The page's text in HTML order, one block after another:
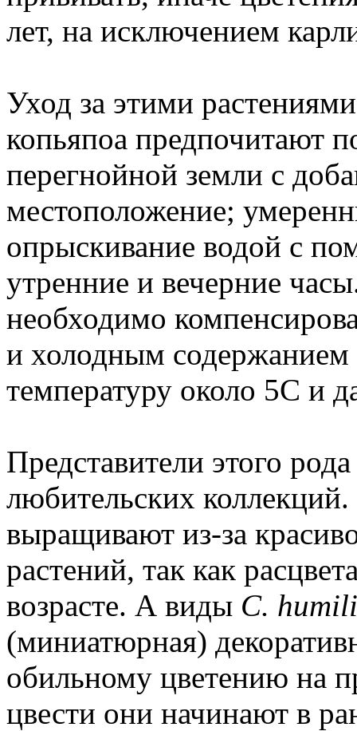
лет, на исключением
Уход за этими
копьяпоа предпочитают
перегнойной земли с
местоположение;
опрыскивание водой с
утренние и вечерние
необходимо
и холодным содержанием
температуру около 5С и
Представители этого
любительских коллекций.
выращивают из-за
растений, так как
возрасте. А виды С.
(миниатюрная)
обильному цветению на
цвести они начинают в